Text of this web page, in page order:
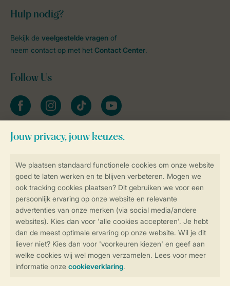
Controle over jouw gegevens &
Veilig en snel online boeken
Veilige gegevensoverdracht
Veilige betaling
Hulp nodig?
Bekijk de veelgestelde vragen of
neem contact op met het Contact Center.
Follow Us
facebookinstagramtiktok youtube
Blijf op de hoogte